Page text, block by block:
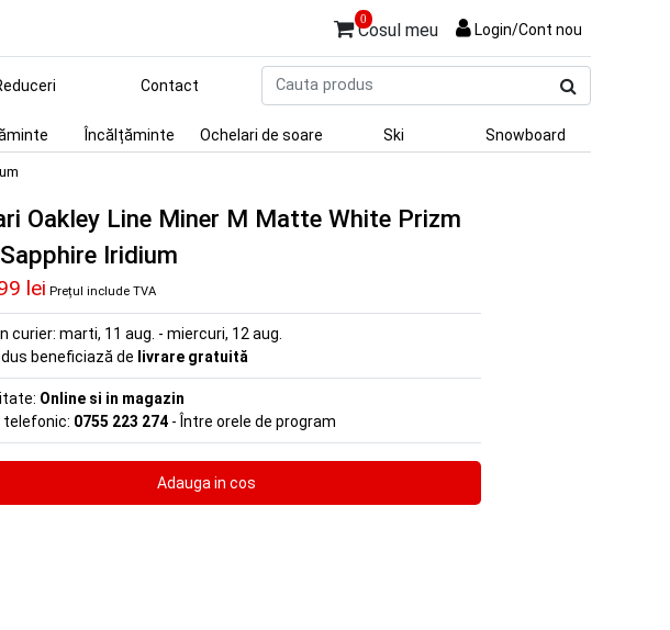
0
Cosul meu Login/Cont nou
produs
Contact
Încălțăminte Ochelari de soare Ski Snowboard
Oakley Line Miner M Matte White Prizm
Iridium
lei Prețul include TVA
curier: marti, 11 aug. - miercuri, 12 aug.
beneficiază de livrare gratuită
Online si in magazin
telefonic: 0755 223 274 - Între orele de program